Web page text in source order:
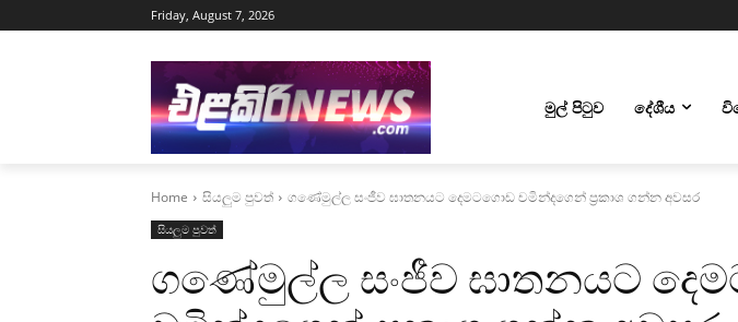
Friday, August 7, 2026
මුල් පිටුව දේශීය
Home සියලුම පුවත් ගණේමුල්ල සංජීව ඝාතනයට දෙමටගොඩ චමින්දගෙන් ප්‍රකාශ ගන්න අවසර
සියලුම පුවත්
ගණේමුල්ල සංජීව ඝාතනයට